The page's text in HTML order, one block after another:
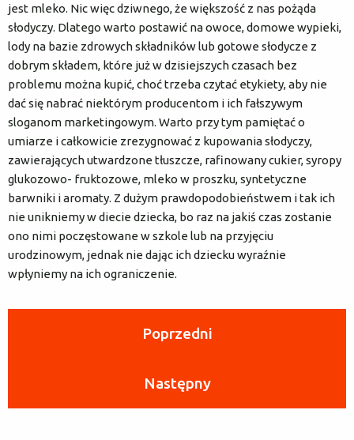
jest mleko. Nic więc dziwnego, że większość z nas pożąda
słodyczy. Dlatego warto postawić na owoce, domowe wypieki,
lody na bazie zdrowych składników lub gotowe słodycze z
dobrym składem, które już w dzisiejszych czasach bez
problemu można kupić, choć trzeba czytać etykiety, aby nie
dać się nabrać niektórym producentom i ich fałszywym
sloganom marketingowym. Warto przy tym pamiętać o
umiarze i całkowicie zrezygnować z kupowania słodyczy,
zawierających utwardzone tłuszcze, rafinowany cukier, syropy
glukozowo- fruktozowe, mleko w proszku, syntetyczne
barwniki i aromaty. Z dużym prawdopodobieństwem i tak ich
nie unikniemy w diecie dziecka, bo raz na jakiś czas zostanie
ono nimi poczęstowane w szkole lub na przyjęciu
urodzinowym, jednak nie dając ich dziecku wyraźnie
wpłyniemy na ich ograniczenie.
Poprzedni
Następny